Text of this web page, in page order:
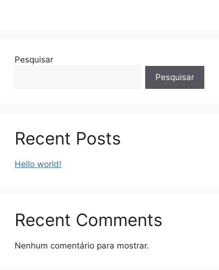
Pesquisar
Pesquisar
Recent Posts
Hello world!
Recent Comments
Nenhum comentário para mostrar.